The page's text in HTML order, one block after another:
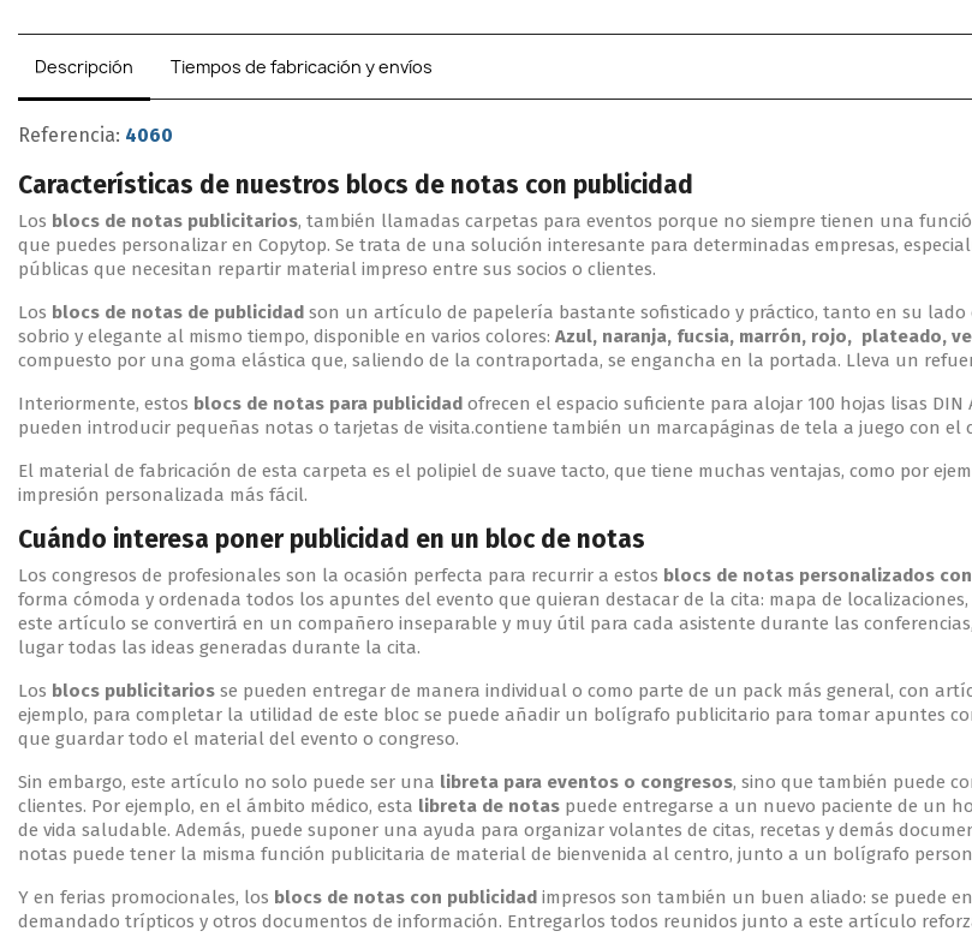
Descripción Tiempos de fabricación y envíos
Referencia: 4060
Características de nuestros blocs de notas con publicidad
Los blocs de notas publicitarios, también llamadas carpetas para eventos porque no siempre tienen una
que puedes personalizar en Copytop. Se trata de una solución interesante para determinadas empresas,
públicas que necesitan repartir material impreso entre sus socios o clientes.
Los blocs de notas de publicidad son un artículo de papelería bastante sofisticado y práctico, tanto en su
sobrio y elegante al mismo tiempo, disponible en varios colores: Azul, naranja, fucsia, marrón, rojo, plateado,
compuesto por una goma elástica que, saliendo de la contraportada, se engancha en la portada. Lleva un
Interiormente, estos blocs de notas para publicidad ofrecen el espacio suficiente para alojar 100 hojas lisas
pueden introducir pequeñas notas o tarjetas de visita.contiene también un marcapáginas de tela a juego con el
El material de fabricación de esta carpeta es el polipiel de suave tacto, que tiene muchas ventajas, como por
impresión personalizada más fácil.
Cuándo interesa poner publicidad en un bloc de notas
Los congresos de profesionales son la ocasión perfecta para recurrir a estos blocs de notas personalizados
forma cómoda y ordenada todos los apuntes del evento que quieran destacar de la cita: mapa de localizaciones,
este artículo se convertirá en un compañero inseparable y muy útil para cada asistente durante las
lugar todas las ideas generadas durante la cita.
Los blocs publicitarios se pueden entregar de manera individual o como parte de un pack más general, con
ejemplo, para completar la utilidad de este bloc se puede añadir un bolígrafo publicitario para tomar apuntes
que guardar todo el material del evento o congreso.
Sin embargo, este artículo no solo puede ser una libreta para eventos o congresos, sino que también puede
clientes. Por ejemplo, en el ámbito médico, esta libreta de notas puede entregarse a un nuevo paciente de un
de vida saludable. Además, puede suponer una ayuda para organizar volantes de citas, recetas y demás
notas puede tener la misma función publicitaria de material de bienvenida al centro, junto a un bolígrafo
Y en ferias promocionales, los blocs de notas con publicidad impresos son también un buen aliado: se puede
demandado trípticos y otros documentos de información. Entregarlos todos reunidos junto a este artículo